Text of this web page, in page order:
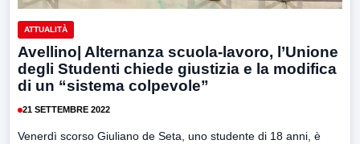
ATTUALITÀ
Avellino| Alternanza scuola-lavoro, l’Unione
degli Studenti chiede giustizia e la modifica
di un “sistema colpevole”
21 SETTEMBRE 2022
Venerdì scorso Giuliano de Seta, uno studente di 18 anni, è